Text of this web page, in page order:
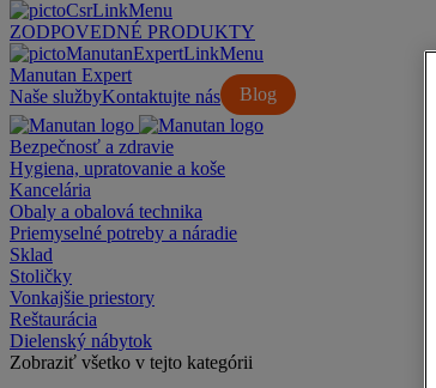
ZODPOVEDNÉ PRODUKTY
Manutan Expert
Naše služby
Blog
Kontaktujte nás
Bezpečnosť a zdravie
Hygiena, upratovanie a koše
Kancelária
Obaly a obalová technika
Priemyselné potreby a náradie
Sklad
Stoličky
Vonkajšie priestory
Reštaurácia
Dielenský nábytok
Zobraziť všetko v tejto kategórii